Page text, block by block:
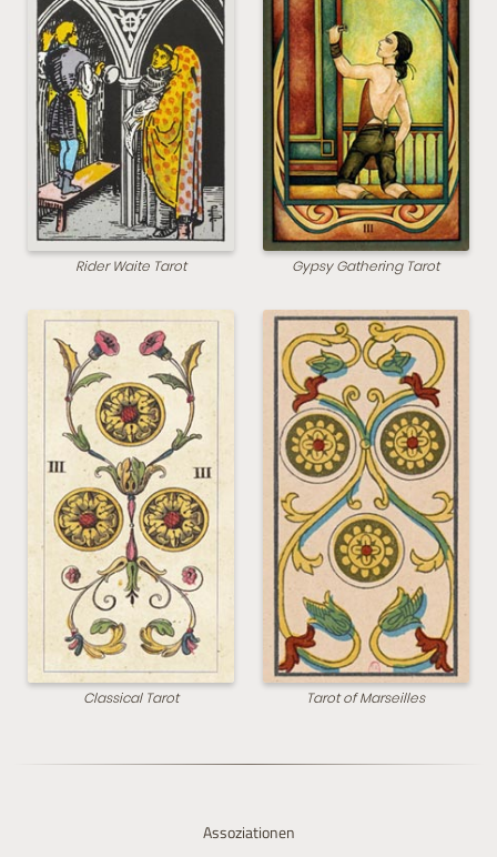
Rider Waite Tarot Gypsy Gathering Tarot
Classical Tarot Tarot of Marseilles
Assoziationen